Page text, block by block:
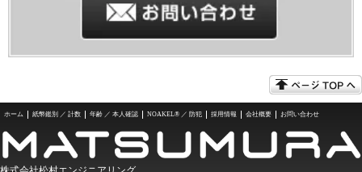
ホーム 紙幣鑑別 ／ 計数 年齢 ／ 本人確認 NOAKEL® ／ 防犯 採用情報 会社概要 お問い合わせ